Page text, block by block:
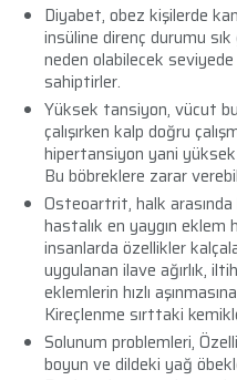
Diyabet, obez kişilerde
insüline direnç durumu
neden olabilecek
sahiptirler.
Yüksek tansiyon, vücut
çalışırken kalp doğru
hipertansiyon yani
Bu böbreklere zarar
Osteoartrit, halk
hastalık en yaygın eklem
insanlarda özellikler
uygulanan ilave ağırlık,
eklemlerin hızlı
Kireçlenme sırttaki
Solunum problemleri,
boyun ve dildeki yağ